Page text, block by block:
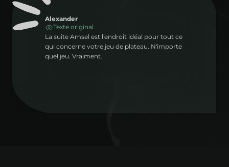
Alexander
Texte original
La suite Amsel est l'endroit idéal pour tout ce
qui concerne votre jeu de plateau. N'importe
quel jeu. Vraiment.